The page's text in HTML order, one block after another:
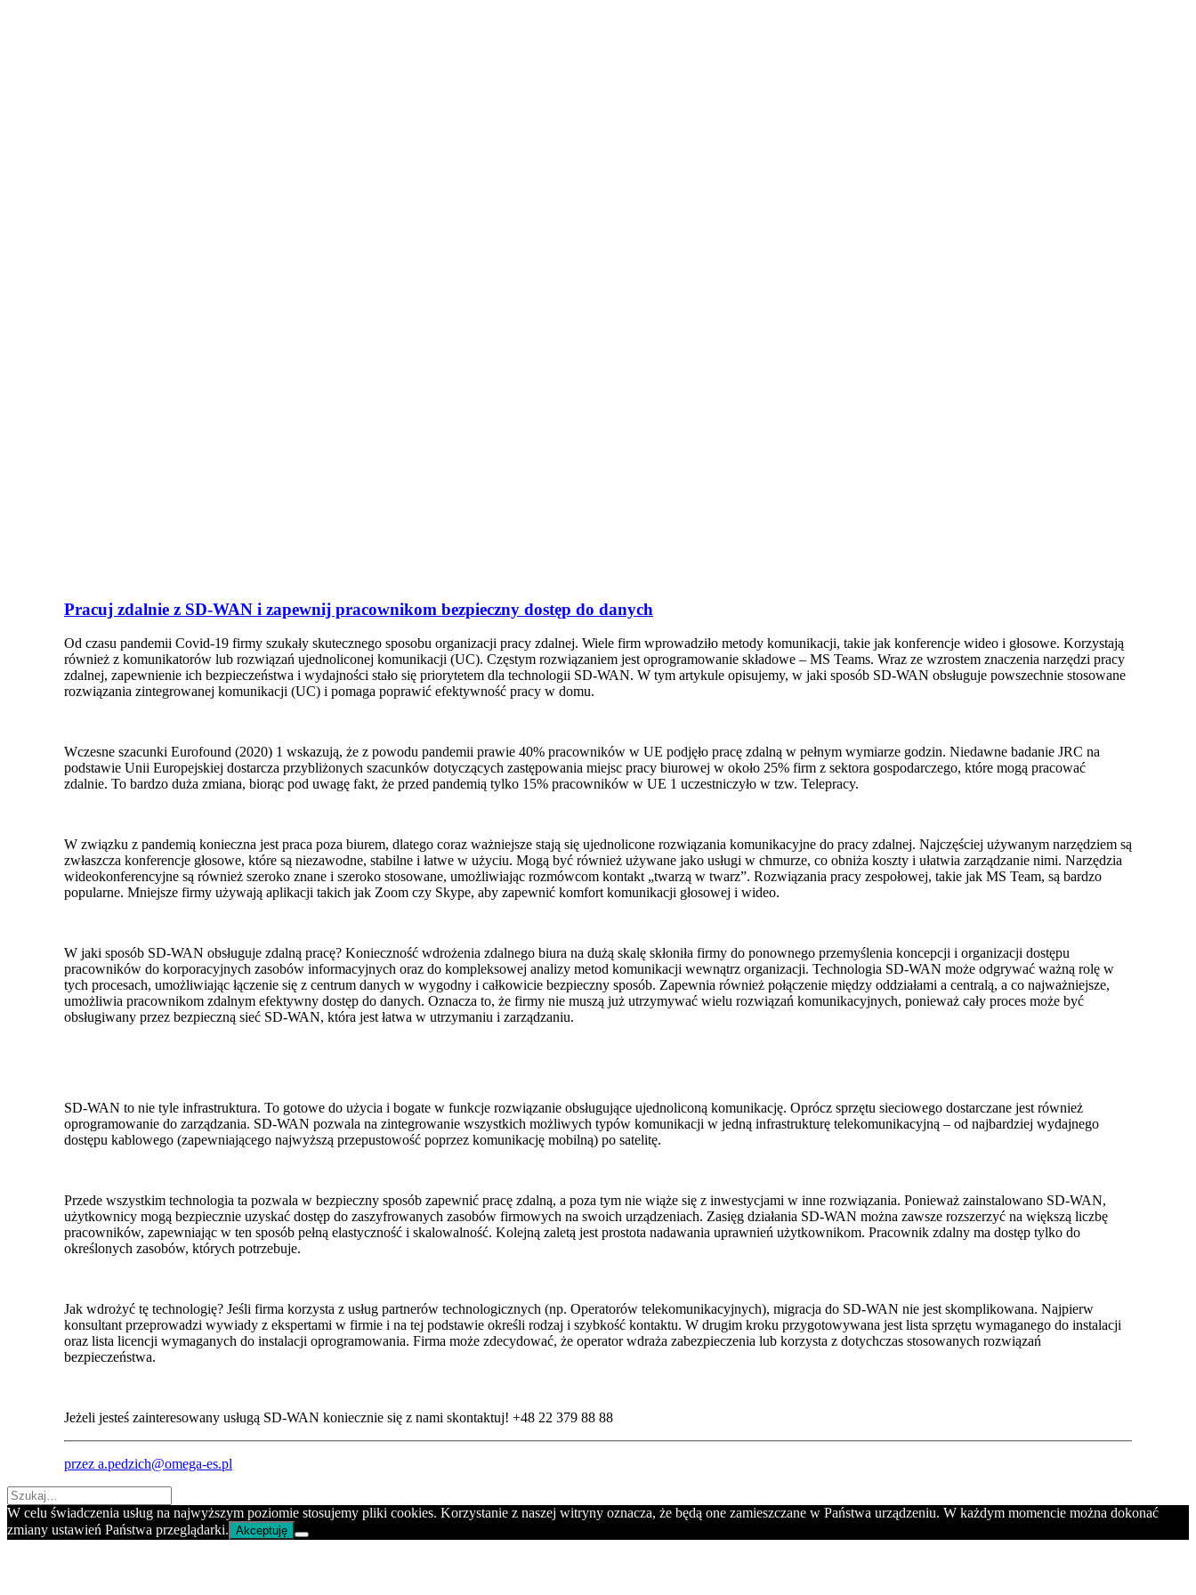
Pracuj zdalnie z SD-WAN i zapewnij pracownikom bezpieczny dostęp do danych
Od czasu pandemii Covid-19 firmy szukały skutecznego sposobu organizacji pracy zdalnej. Wiele firm wprowadziło metody komunikacji, takie jak konferencje wideo i głosowe. Korzystają
również z komunikatorów lub rozwiązań ujednoliconej komunikacji (UC). Częstym rozwiązaniem jest oprogramowanie składowe – MS Teams. Wraz ze wzrostem znaczenia narzędzi pracy
zdalnej, zapewnienie ich bezpieczeństwa i wydajności stało się priorytetem dla technologii SD-WAN. W tym artykule opisujemy, w jaki sposób SD-WAN obsługuje powszechnie stosowane
rozwiązania zintegrowanej komunikacji (UC) i pomaga poprawić efektywność pracy w domu.
Wczesne szacunki Eurofound (2020) 1 wskazują, że z powodu pandemii prawie 40% pracowników w UE podjęło pracę zdalną w pełnym wymiarze godzin. Niedawne badanie JRC na
podstawie Unii Europejskiej dostarcza przybliżonych szacunków dotyczących zastępowania miejsc pracy biurowej w około 25% firm z sektora gospodarczego, które mogą pracować
zdalnie. To bardzo duża zmiana, biorąc pod uwagę fakt, że przed pandemią tylko 15% pracowników w UE 1 uczestniczyło w tzw. Telepracy.
W związku z pandemią konieczna jest praca poza biurem, dlatego coraz ważniejsze stają się ujednolicone rozwiązania komunikacyjne do pracy zdalnej. Najczęściej używanym narzędziem są
zwłaszcza konferencje głosowe, które są niezawodne, stabilne i łatwe w użyciu. Mogą być również używane jako usługi w chmurze, co obniża koszty i ułatwia zarządzanie nimi. Narzędzia
wideokonferencyjne są również szeroko znane i szeroko stosowane, umożliwiając rozmówcom kontakt „twarzą w twarz”. Rozwiązania pracy zespołowej, takie jak MS Team, są bardzo
popularne. Mniejsze firmy używają aplikacji takich jak Zoom czy Skype, aby zapewnić komfort komunikacji głosowej i wideo.
W jaki sposób SD-WAN obsługuje zdalną pracę? Konieczność wdrożenia zdalnego biura na dużą skalę skłoniła firmy do ponownego przemyślenia koncepcji i organizacji dostępu
pracowników do korporacyjnych zasobów informacyjnych oraz do kompleksowej analizy metod komunikacji wewnątrz organizacji. Technologia SD-WAN może odgrywać ważną rolę w
tych procesach, umożliwiając łączenie się z centrum danych w wygodny i całkowicie bezpieczny sposób. Zapewnia również połączenie między oddziałami a centralą, a co najważniejsze,
umożliwia pracownikom zdalnym efektywny dostęp do danych. Oznacza to, że firmy nie muszą już utrzymywać wielu rozwiązań komunikacyjnych, ponieważ cały proces może być
obsługiwany przez bezpieczną sieć SD-WAN, która jest łatwa w utrzymaniu i zarządzaniu.
SD-WAN to nie tyle infrastruktura. To gotowe do użycia i bogate w funkcje rozwiązanie obsługujące ujednoliconą komunikację. Oprócz sprzętu sieciowego dostarczane jest również
oprogramowanie do zarządzania. SD-WAN pozwala na zintegrowanie wszystkich możliwych typów komunikacji w jedną infrastrukturę telekomunikacyjną – od najbardziej wydajnego
dostępu kablowego (zapewniającego najwyższą przepustowość poprzez komunikację mobilną) po satelitę.
Przede wszystkim technologia ta pozwala w bezpieczny sposób zapewnić pracę zdalną, a poza tym nie wiąże się z inwestycjami w inne rozwiązania. Ponieważ zainstalowano SD-WAN,
użytkownicy mogą bezpiecznie uzyskać dostęp do zaszyfrowanych zasobów firmowych na swoich urządzeniach. Zasięg działania SD-WAN można zawsze rozszerzyć na większą liczbę
pracowników, zapewniając w ten sposób pełną elastyczność i skalowalność. Kolejną zaletą jest prostota nadawania uprawnień użytkownikom. Pracownik zdalny ma dostęp tylko do
określonych zasobów, których potrzebuje.
Jak wdrożyć tę technologię? Jeśli firma korzysta z usług partnerów technologicznych (np. Operatorów telekomunikacyjnych), migracja do SD-WAN nie jest skomplikowana. Najpierw
konsultant przeprowadzi wywiady z ekspertami w firmie i na tej podstawie określi rodzaj i szybkość kontaktu. W drugim kroku przygotowywana jest lista sprzętu wymaganego do instalacji
oraz lista licencji wymaganych do instalacji oprogramowania. Firma może zdecydować, że operator wdraża zabezpieczenia lub korzysta z dotychczas stosowanych rozwiązań
bezpieczeństwa.
Jeżeli jesteś zainteresowany usługą SD-WAN koniecznie się z nami skontaktuj! +48 22 379 88 88
przez a.pedzich@omega-es.pl
W celu świadczenia usług na najwyższym poziomie stosujemy pliki cookies. Korzystanie z naszej witryny oznacza, że będą one zamieszczane w Państwa urządzeniu. W każdym momencie można dokonać
zmiany ustawień Państwa przeglądarki. Akceptuję